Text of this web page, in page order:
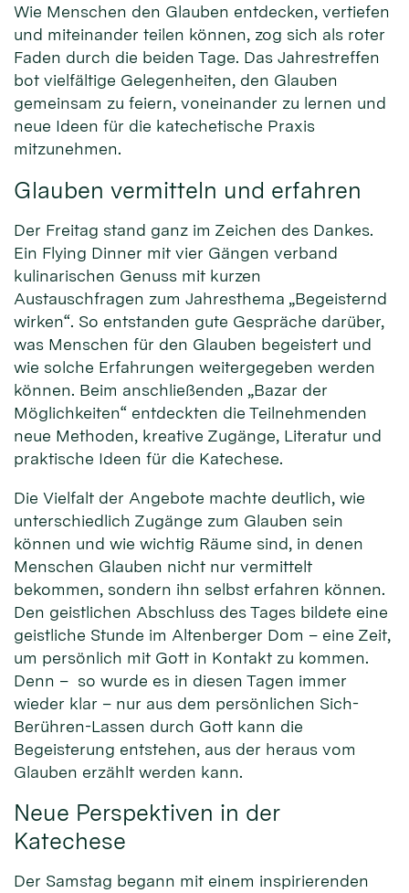
Wie Menschen den Glauben entdecken, vertiefen
und miteinander teilen können, zog sich als roter
Faden durch die beiden Tage. Das Jahrestreffen
bot vielfältige Gelegenheiten, den Glauben
gemeinsam zu feiern, voneinander zu lernen und
neue Ideen für die katechetische Praxis
mitzunehmen.
Glauben vermitteln und erfahren
Der Freitag stand ganz im Zeichen des Dankes.
Ein Flying Dinner mit vier Gängen verband
kulinarischen Genuss mit kurzen
Austauschfragen zum Jahresthema „Begeisternd
wirken“. So entstanden gute Gespräche darüber,
was Menschen für den Glauben begeistert und
wie solche Erfahrungen weitergegeben werden
können. Beim anschließenden „Bazar der
Möglichkeiten“ entdeckten die Teilnehmenden
neue Methoden, kreative Zugänge, Literatur und
praktische Ideen für die Katechese.
Die Vielfalt der Angebote machte deutlich, wie
unterschiedlich Zugänge zum Glauben sein
können und wie wichtig Räume sind, in denen
Menschen Glauben nicht nur vermittelt
bekommen, sondern ihn selbst erfahren können.
Den geistlichen Abschluss des Tages bildete eine
geistliche Stunde im Altenberger Dom – eine Zeit,
um persönlich mit Gott in Kontakt zu kommen.
Denn – so wurde es in diesen Tagen immer
wieder klar – nur aus dem persönlichen Sich-
Berühren-Lassen durch Gott kann die
Begeisterung entstehen, aus der heraus vom
Glauben erzählt werden kann.
Neue Perspektiven in der
Katechese
Der Samstag begann mit einem inspirierenden